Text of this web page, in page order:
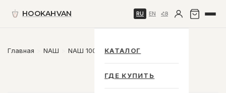
HOOKAHVAN RU EN ՀՅ
КАТАЛОГ
ГДЕ КУПИТЬ
Главная NАШ NАШ 100 g.